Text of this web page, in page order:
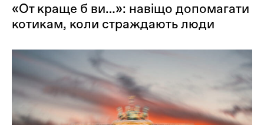
«От краще б ви…»: навіщо допомагати
котикам, коли страждають люди